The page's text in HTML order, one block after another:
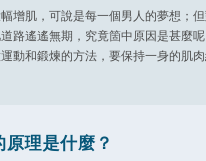
增肌，可說是每一個男人的夢想；
路遙遙無期，究竟箇中原因是甚麼
動和鍛煉的方法，要保持一身的肌
理是什麼？